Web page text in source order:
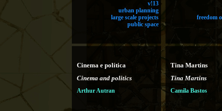
v!13
urban planning
large scale projects
public space
freedom
Cinema e política
Cinema and politics
Arthur Autran
Tina Martins
Tina Martins
Camila Bastos